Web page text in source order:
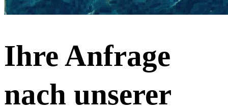
Ihre Anfrage
nach unserer